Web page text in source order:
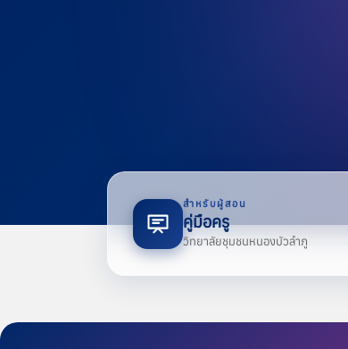
สำหรับผู้สอน
คู่มือครู
วิทยาลัยชุมชนหนองบัวลำภู